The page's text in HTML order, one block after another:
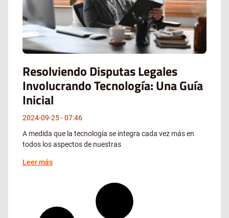
Resolviendo Disputas Legales
Involucrando Tecnología: Una Guía
Inicial
2024-09-25
07:46
A medida que la tecnología se integra cada vez más en
todos los aspectos de nuestras
Leer más